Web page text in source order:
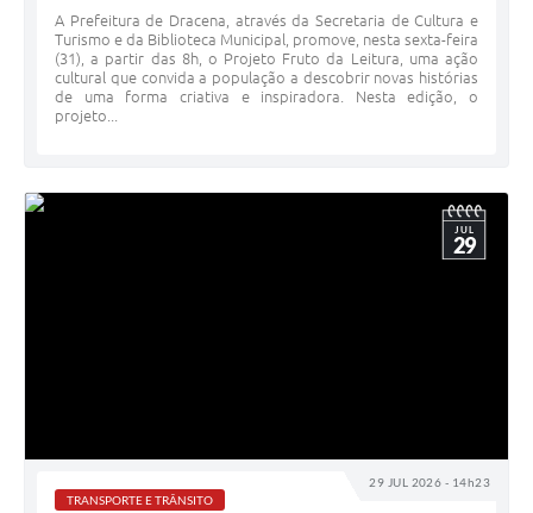
A Prefeitura de Dracena, através da Secretaria de Cultura e
Turismo e da Biblioteca Municipal, promove, nesta sexta-feira
(31), a partir das 8h, o Projeto Fruto da Leitura, uma ação
cultural que convida a população a descobrir novas histórias
de uma forma criativa e inspiradora. Nesta edição, o
projeto...
29 JUL 2026 - 14h23
JUL
29
TRANSPORTE E TRÂNSITO